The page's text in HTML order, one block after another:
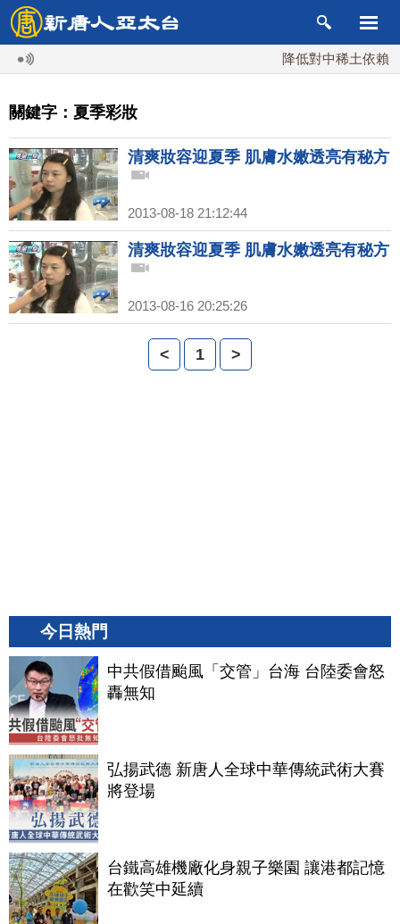
降低對中稀土依賴
關鍵字：夏季彩妝
清爽妝容迎夏季 肌膚水嫩透亮有秘方
2013-08-18 21:12:44
清爽妝容迎夏季 肌膚水嫩透亮有秘方
2013-08-16 20:25:26
< 1 >
今日熱門
中共假借颱風「交管」台海 台陸委會怒
轟無知
弘揚武德 新唐人全球中華傳統武術大賽
將登場
台鐵高雄機廠化身親子樂園 讓港都記憶
在歡笑中延續